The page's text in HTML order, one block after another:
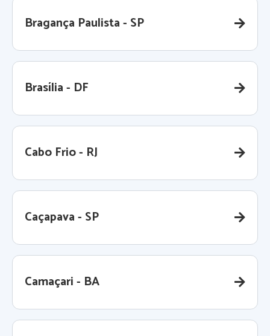
Bragança Paulista - SP
Brasília - DF
Cabo Frio - RJ
Caçapava - SP
Camaçari - BA